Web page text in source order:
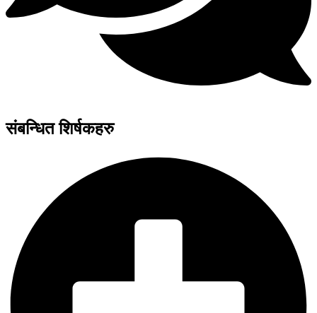
संबन्धित शिर्षकहरु